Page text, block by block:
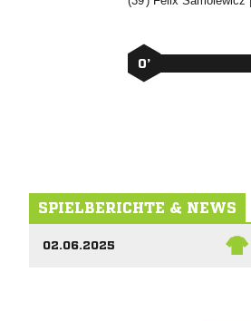
0’
SPIELBERICHTE & NEWS
02.06.2025